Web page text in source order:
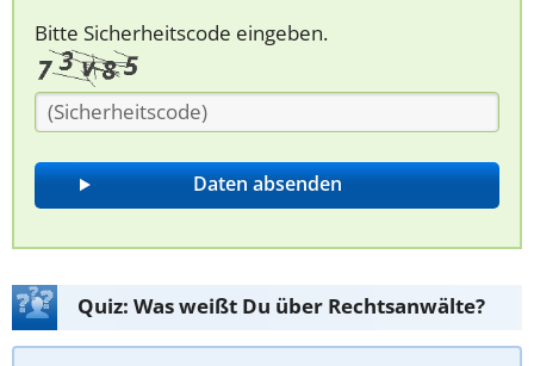
Bitte Sicherheitscode eingeben.
Quiz: Was weißt Du über Rechtsanwälte?